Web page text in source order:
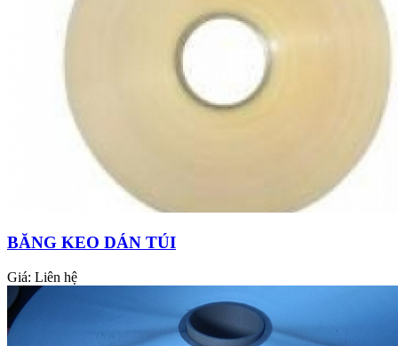
BĂNG KEO DÁN TÚI
Giá: Liên hệ